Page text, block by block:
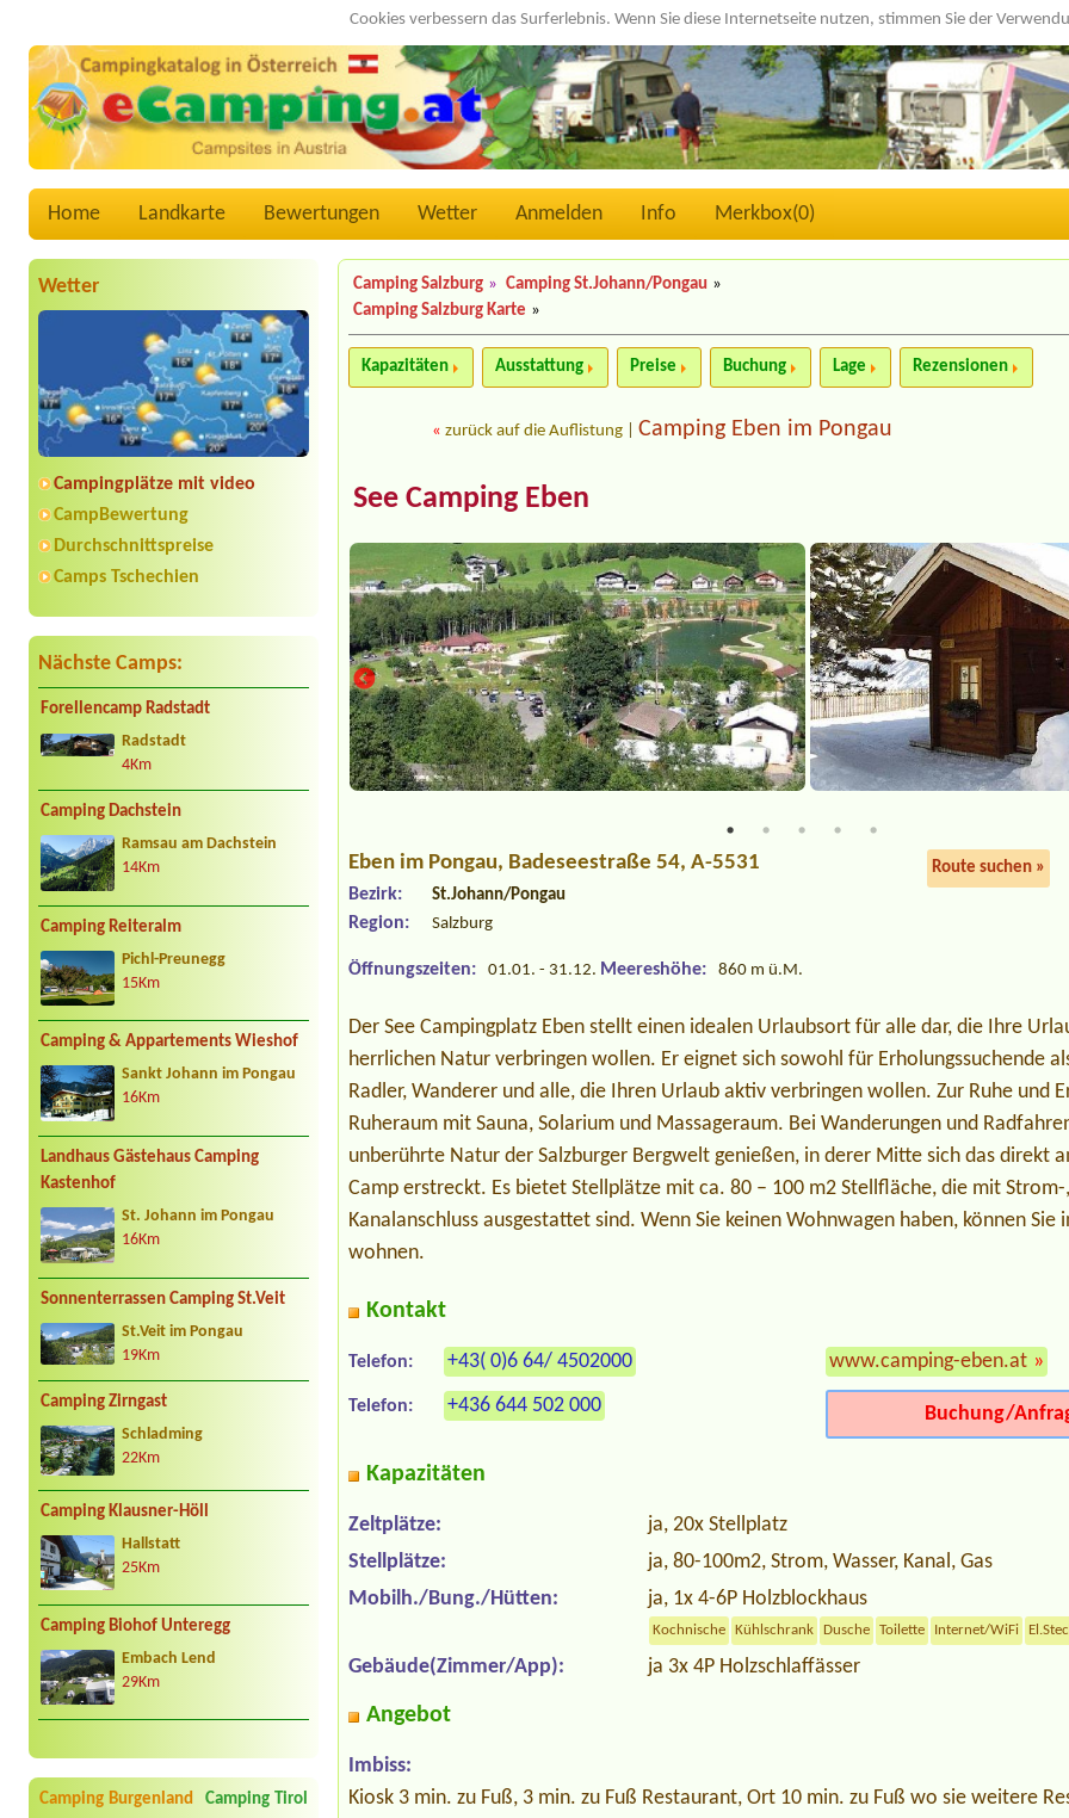
Cookies verbessern das Surferlebnis. Wenn Sie diese Internetseite nutzen, stimmen Sie der
Home Landkarte Bewertungen Wetter Anmelden Info Merkbox(0)
Wetter
Campingplätze mit video
CampBewertung
Durchschnittspreise
Camps Tschechien
Nächste Camps:
Forellencamp Radstadt
Radstadt
4Km
Camping Dachstein
Ramsau am Dachstein
14Km
Camping Reiteralm
Pichl-Preunegg
15Km
Camping & Appartements Wieshof
Sankt Johann im Pongau
16Km
Landhaus Gästehaus Camping
Kastenhof
St. Johann im Pongau
16Km
Sonnenterrassen Camping St.Veit
St.Veit im Pongau
19Km
Camping Zirngast
Schladming
22Km
Camping Klausner-Höll
Hallstatt
25Km
Camping Biohof Unteregg
Embach Lend
29Km
Camping Burgenland
Camping Tirol
Camping Salzburg » Camping St.Johann/Pongau »
Camping Salzburg Karte »
Kapazitäten Ausstattung Preise Buchung Lage Rezensionen
«zurück auf die Auflistung |Camping Eben im Pongau
See Camping Eben
Eben im Pongau, Badeseestraße 54, A-5531 Route suchen »
Bezirk: St.Johann/Pongau
Region: Salzburg
Öffnungszeiten: 01.01. - 31.12. Meereshöhe: 860 m ü.M.
Der See Campingplatz Eben stellt einen idealen Urlaubsort für alle dar, die Ihre
herrlichen Natur verbringen wollen. Er eignet sich sowohl für Erholungssuchende
Radler, Wanderer und alle, die Ihren Urlaub aktiv verbringen wollen. Zur Ruhe und
Ruheraum mit Sauna, Solarium und Massageraum. Bei Wanderungen und
unberührte Natur der Salzburger Bergwelt genießen, in derer Mitte sich das direkt
Camp erstreckt. Es bietet Stellplätze mit ca. 80 – 100 m2 Stellfläche, die mit Strom-
Kanalanschluss ausgestattet sind. Wenn Sie keinen Wohnwagen haben, können Sie
wohnen.
Kontakt
Telefon: +43( 0)6 64/ 4502000
Telefon: +436 644 502 000
www.camping-eben.at »
Buchung/
Kapazitäten
Zeltplätze:
ja, 20x Stellplatz
Stellplätze:
ja, 80-100m2, Strom, Wasser, Kanal, Gas
Mobilh./Bung./Hütten:
ja, 1x 4-6P Holzblockhaus
Kochnische Kühlschrank Dusche Toilette Internet/WiFi
Gebäude(Zimmer/App): ja 3x 4P Holzschlaffässer
Angebot
Imbiss:
Kiosk 3 min. zu Fuß, 3 min. zu Fuß Restaurant, Ort 10 min. zu Fuß wo sie weitere